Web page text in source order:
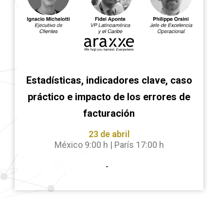
Estadísticas, indicadores clave, caso
práctico e impacto de los errores de
facturación
23 de abril
México 9:00 h | París 17:00 h
-